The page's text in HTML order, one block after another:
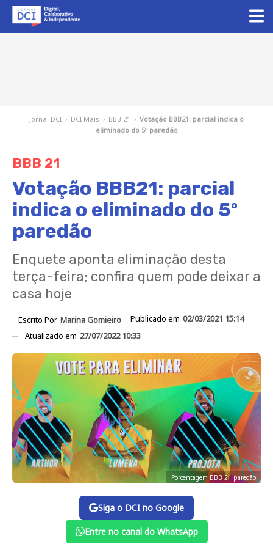
Jornal DCI › DCI Mais › BBB 21 › Votação BBB21: parcial indica o
eliminado do 5º paredão
BBB 21
Votação BBB21: parcial
indica o eliminado do 5º
paredão
Enquete aponta eliminação desta
terça-feira; confira quem pode deixar a
casa hoje
Escrito Por Marina Gomieiro Publicado em 02/03/2021 15:14
Atualizado em 27/07/2022 10:33
Porcentagem BBB 21 paredão
Siga o DCI no Google
Entre no canal do WhatsApp